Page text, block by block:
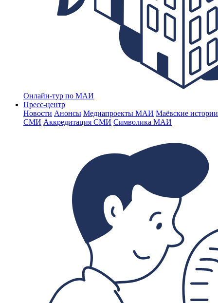
Онлайн-тур по МАИ
Пресс-центр
Новости Анонсы Медиапроекты МАИ Маёвские
СМИ Аккредитация СМИ Символика МАИ